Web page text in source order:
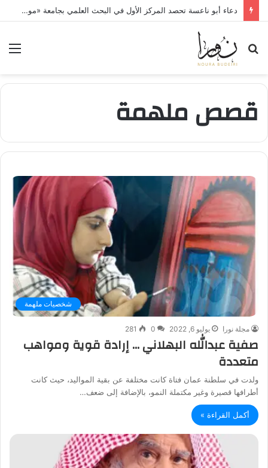
دعاء أبو ناعسة تحصد المركز الأول في البحث العلمي بجامعة «مونستر» الألمانية
بحث
عن
قصص ملهمة
شخصيات ملهمة
مجلة نورا يوليو 6, 2022 0
281
صفية عبدالله البهلاني … إرادة قوية ومواهب
متعددة
ولدت في سلطنة عمان فتاة كانت مختلفة عن بقية المواليد، حيث كانت
أطرافها قصيرة وغير مكتملة النمو، بالإضافة إلى ضعف…
أكمل القراءة »